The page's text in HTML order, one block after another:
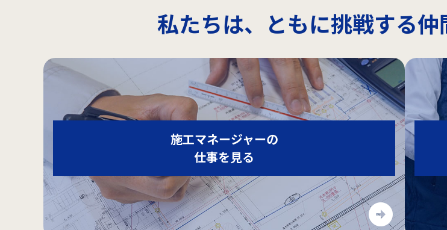
私たちは、ともに挑戦する仲
施工マネージャーの
仕事を見る
arrow_circle_right